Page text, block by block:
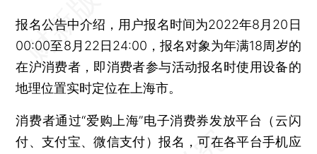
报名公告中介绍，用户报名时间为2022年8月20日
00:00至8月22日24:00，报名对象为年满18周岁的
在沪消费者，即消费者参与活动报名时使用设备的
地理位置实时定位在上海市。
消费者通过“爱购上海”电子消费券发放平台（云闪
付、支付宝、微信支付）报名，可在各平台手机应